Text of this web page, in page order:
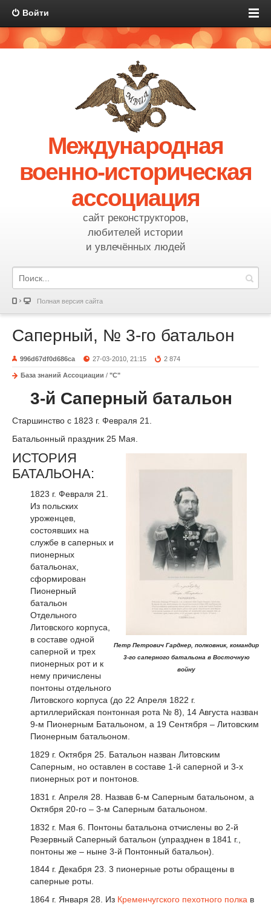
Войти
Международная
военно-историческая
ассоциация
сайт реконструкторов,
любителей истории
и увлечённых людей
Полная версия сайта
Саперный, № 3-го батальон
996d67df0d686ca 27-03-2010, 21:15 2 874
База знаний Ассоциации / "С"
3-й Саперный батальон
Старшинство с 1823 г. Февраля 21.
Батальонный праздник 25 Мая.
Петр Петрович Гарднер, полковник, командир
3-го саперного батальона в Восточную
войну
ИСТОРИЯ
БАТАЛЬОНА:
1823 г. Февраля 21.
Из польских
уроженцев,
состоявших на
службе в саперных и
пионерных
батальонах,
сформирован
Пионерный
батальон
Отдельного
Литовского корпуса,
в составе одной
саперной и трех
пионерных рот и к
нему причислены
понтоны отдельного
Литовского корпуса (до 22 Апреля 1822 г.
артиллерийская понтонная рота № 8), 14 Августа назван
9-м Пионерным Батальоном, а 19 Сентября – Литовским
Пионерным батальоном.
1829 г. Октября 25. Батальон назван Литовским
Саперным, но оставлен в составе 1-й саперной и 3-х
пионерных рот и понтонов.
1831 г. Апреля 28. Назвав 6-м Саперным батальоном, а
Октября 20-го – 3-м Саперным батальоном.
1832 г. Мая 6. Понтоны батальона отчислены во 2-й
Резервный Саперный батальон (упразднен в 1841 г.,
понтоны же – ныне 3-й Понтонный батальон).
1844 г. Декабря 23. 3 пионерные роты обращены в
саперные роты.
1864 г. Января 28. Из Кременчугского пехотного полка в